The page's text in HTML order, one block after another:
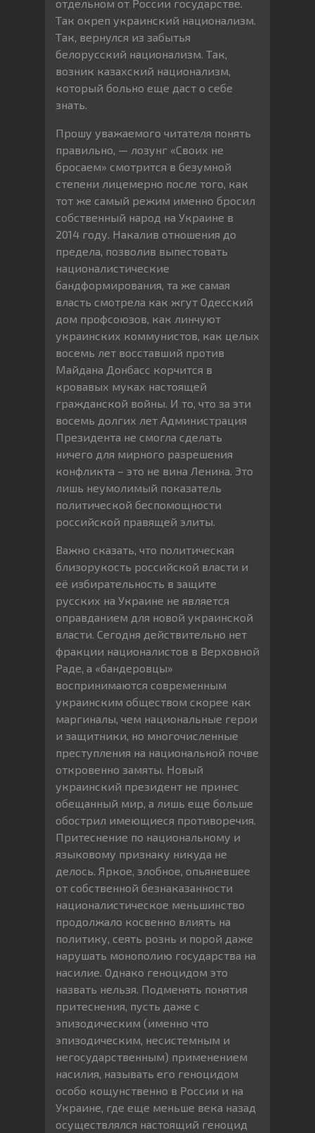
отдельном от России государстве.
Так окреп украинский национализм.
Так, вернулся из забытья
белорусский национализм. Так,
возник казахский национализм,
который больно еще даст о себе
знать.
Прошу уважаемого читателя понять
правильно, — лозунг «Своих не
бросаем» смотрится в безумной
степени лицемерно после того, как
тот же самый режим именно бросил
собственный народ на Украине в
2014 году. Накалив отношения до
предела, позволив выпестовать
националистические
бандформирования, та же самая
власть смотрела как жгут Одесский
дом профсоюзов, как линчуют
украинских коммунистов, как целых
восемь лет восставший против
Майдана Донбасс корчится в
кровавых муках настоящей
гражданской войны. И то, что за эти
восемь долгих лет Администрация
Президента не смогла сделать
ничего для мирного разрешения
конфликта – это не вина Ленина. Это
лишь неумолимый показатель
политической беспомощности
российской правящей элиты.
Важно сказать, что политическая
близорукость российской власти и
её избирательность в защите
русских на Украине не является
оправданием для новой украинской
власти. Сегодня действительно нет
фракции националистов в Верховной
Раде, а «бандеровцы»
воспринимаются современным
украинским обществом скорее как
маргиналы, чем национальные герои
и защитники, но многочисленные
преступления на национальной почве
откровенно замяты. Новый
украинский президент не принес
обещанный мир, а лишь еще больше
обострил имеющиеся противоречия.
Притеснение по национальному и
языковому признаку никуда не
делось. Яркое, злобное, опьяневшее
от собственной безнаказанности
националистическое меньшинство
продолжало косвенно влиять на
политику, сеять рознь и порой даже
нарушать монополию государства на
насилие. Однако геноцидом это
назвать нельзя. Подменять понятия
притеснения, пусть даже с
эпизодическим (именно что
эпизодическим, несистемным и
негосударственным) применением
насилия, называть его геноцидом
особо кощунственно в России и на
Украине, где еще меньше века назад
осуществлялся настоящий геноцид